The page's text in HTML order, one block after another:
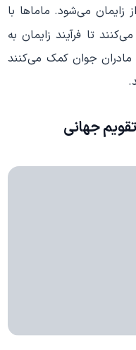
زایمان می‌شود. ماماها با
تا فرآیند زایمان به
جوان کمک می‌کنند
جهانی